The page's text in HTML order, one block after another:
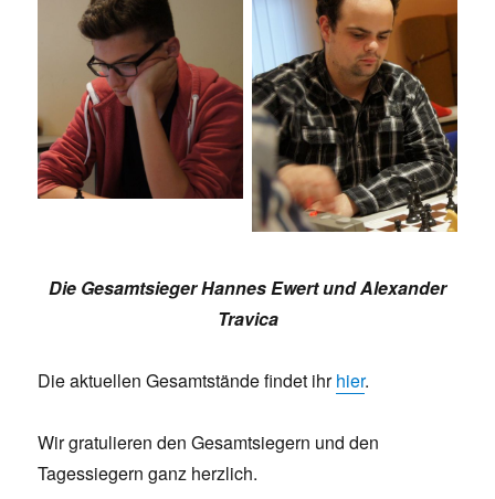
Die Gesamtsieger Hannes Ewert und Alexander
Travica
Die aktuellen Gesamtstände findet ihrhier.
Wir gratulieren den Gesamtsiegern und den
Tagessiegern ganz herzlich.